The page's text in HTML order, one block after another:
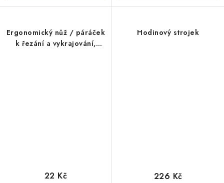
Ergonomický nůž / páráček
k řezání a vykrajování,
22 Kč
Hodinový strojek
226 Kč